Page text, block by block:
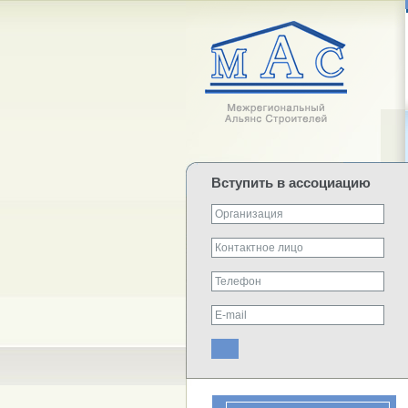
Вступить в ассоциацию